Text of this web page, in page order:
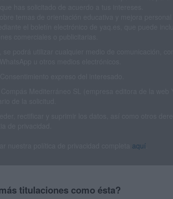
aquí
titulaciones como ésta?